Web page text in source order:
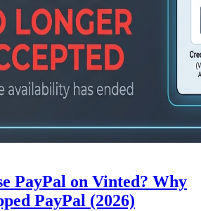
PayPal on Vinted? Why
PayPal (2026)